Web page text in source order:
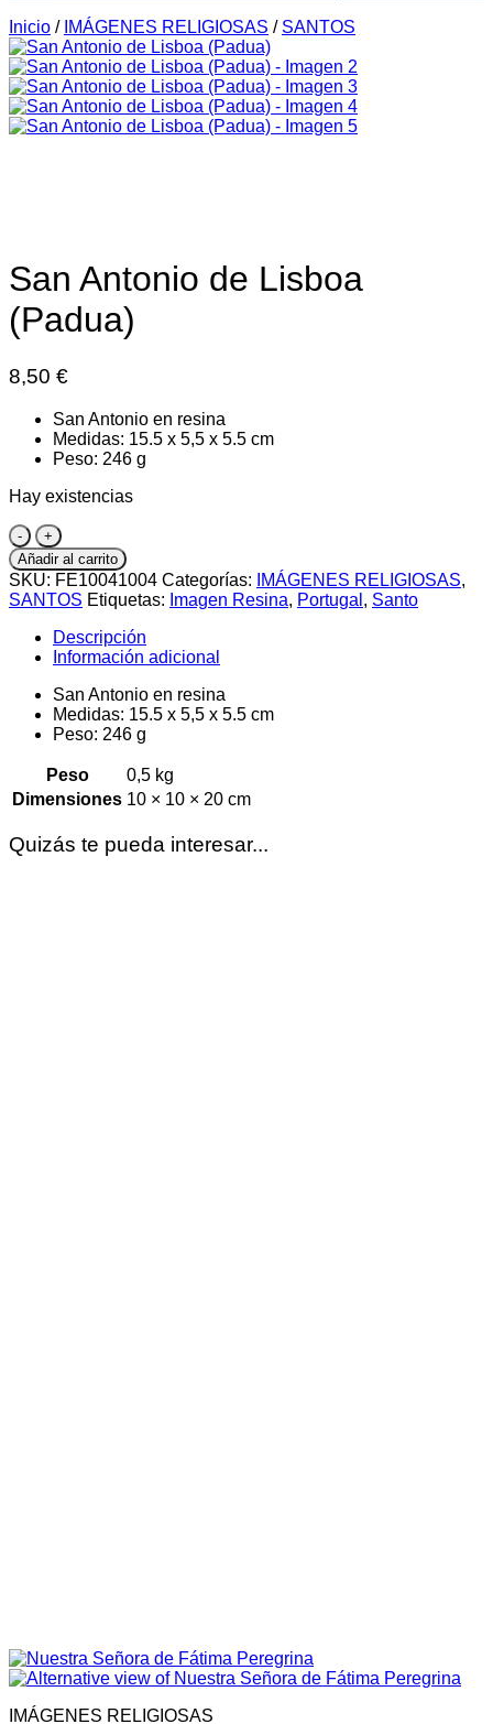
Inicio / IMÁGENES RELIGIOSAS / SANTOS
San Antonio de Lisboa
(Padua)
8,50 €
San Antonio en resina
Medidas: 15.5 x 5,5 x 5.5 cm
Peso: 246 g
Hay existencias
San
Antonio
de
Lisboa
(Padua)
cantidad
Añadir al carrito
SKU: FE10041004 Categorías: IMÁGENES RELIGIOSAS,
SANTOS Etiquetas: Imagen Resina, Portugal , Santo
Descripción
Información adicional
San Antonio en resina
Medidas: 15.5 x 5,5 x 5.5 cm
Peso: 246 g
Peso
0,5 kg
Dimensiones 10 × 10 × 20 cm
Quizás te pueda interesar...
IMÁGENES RELIGIOSAS